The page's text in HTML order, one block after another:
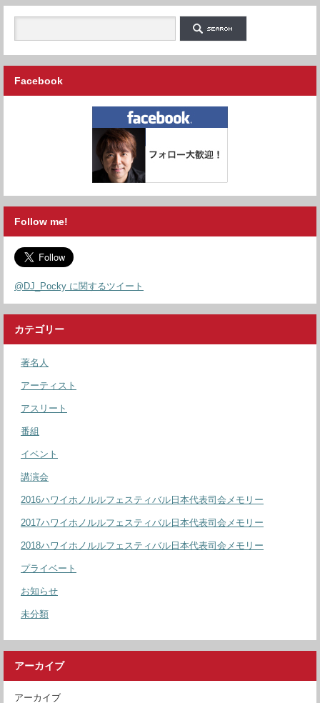
Facebook
Follow me!
@DJ_Pocky に関するツイート
カテゴリー
著名人
アーティスト
アスリート
番組
イベント
講演会
2016ハワイホノルルフェスティバル日本代表司会メモリー
2017ハワイホノルルフェスティバル日本代表司会メモリー
2018ハワイホノルルフェスティバル日本代表司会メモリー
プライベート
お知らせ
未分類
アーカイブ
アーカイブ